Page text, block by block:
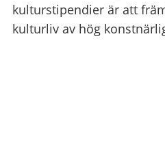
kulturstipendier är att
kulturliv av hög